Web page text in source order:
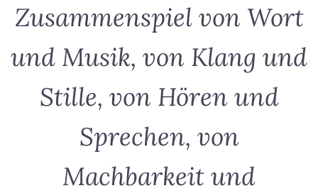
Zusammenspiel von Wort
und Musik, von Klang und
Stille, von Hören und
Sprechen, von
Machbarkeit und